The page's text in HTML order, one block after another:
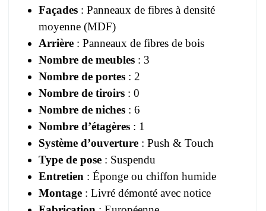
Façades : Panneaux de fibres à densité
moyenne (MDF)
Arrière : Panneaux de fibres de bois
Nombre de meubles : 3
Nombre de portes : 2
Nombre de tiroirs : 0
Nombre de niches : 6
Nombre d’étagères : 1
Système d’ouverture : Push & Touch
Type de pose : Suspendu
Entretien : Éponge ou chiffon humide
Montage : Livré démonté avec notice